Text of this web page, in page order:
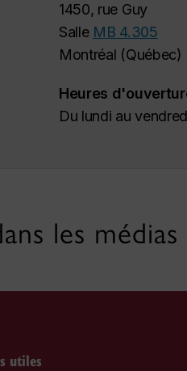
1450, rue Guy
Salle MB 4.305
Montréal
Heures
Du lundi au
les
utiles